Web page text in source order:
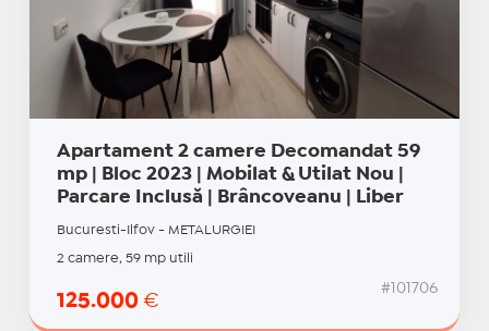
Apartament 2 camere Decomandat 59
mp | Bloc 2023 | Mobilat & Utilat Nou |
Parcare Inclusă | Brâncoveanu | Liber
Bucuresti-Ilfov - METALURGIEI
2 camere, 59 mp utili
125.000 €
#101706